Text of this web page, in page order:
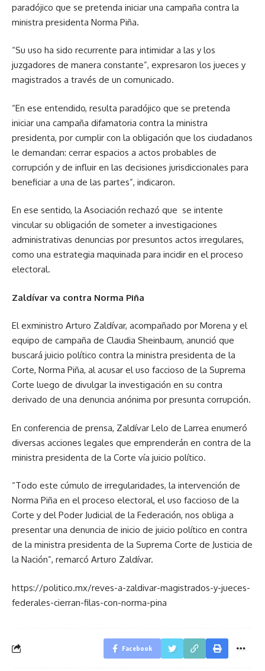
paradójico que se pretenda iniciar una campaña contra la
ministra presidenta Norma Piña.
“Su uso ha sido recurrente para intimidar a las y los
juzgadores de manera constante”, expresaron los jueces y
magistrados a través de un comunicado.
“En ese entendido, resulta paradójico que se pretenda
iniciar una campaña difamatoria contra la ministra
presidenta, por cumplir con la obligación que los ciudadanos
le demandan: cerrar espacios a actos probables de
corrupción y de influir en las decisiones jurisdiccionales para
beneficiar a una de las partes”, indicaron.
En ese sentido, la Asociación rechazó que se intente
vincular su obligación de someter a investigaciones
administrativas denuncias por presuntos actos irregulares,
como una estrategia maquinada para incidir en el proceso
electoral.
Zaldívar va contra Norma Piña
El exministro Arturo Zaldívar, acompañado por Morena y el
equipo de campaña de Claudia Sheinbaum, anunció que
buscará juicio político contra la ministra presidenta de la
Corte, Norma Piña, al acusar el uso faccioso de la Suprema
Corte luego de divulgar la investigación en su contra
derivado de una denuncia anónima por presunta corrupción.
En conferencia de prensa, Zaldívar Lelo de Larrea enumeró
diversas acciones legales que emprenderán en contra de la
ministra presidenta de la Corte vía juicio político.
“Todo este cúmulo de irregularidades, la intervención de
Norma Piña en el proceso electoral, el uso faccioso de la
Corte y del Poder Judicial de la Federación, nos obliga a
presentar una denuncia de inicio de juicio político en contra
de la ministra presidenta de la Suprema Corte de Justicia de
la Nación”, remarcó Arturo Zaldívar.
https://politico.mx/reves-a-zaldivar-magistrados-y-jueces-
federales-cierran-filas-con-norma-pina
Facebook